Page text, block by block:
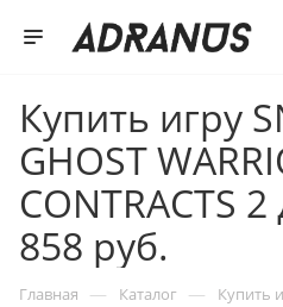
Купить игру
GHOST
CONTRACTS
858 руб.
Главная — Каталог — Купить